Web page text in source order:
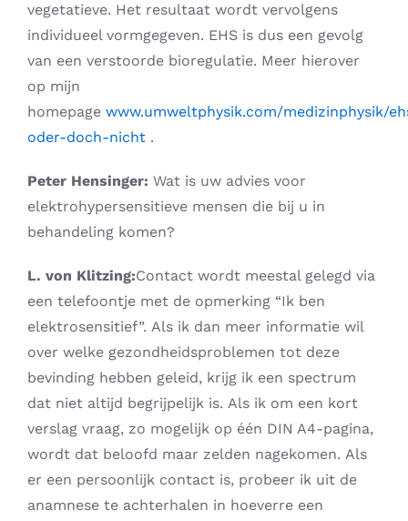
vegetatieve. Het resultaat wordt vervolgens
individueel vormgegeven. EHS is dus een gevolg
van een verstoorde bioregulatie. Meer hierover
op mijn
homepage www.umweltphysik.com/medizinphysik/
oder-doch-nicht .
Peter Hensinger: Wat is uw advies voor
elektrohypersensitieve mensen die bij u in
behandeling komen?
L. von Klitzing:Contact wordt meestal gelegd via
een telefoontje met de opmerking “Ik ben
elektrosensitief”. Als ik dan meer informatie wil
over welke gezondheidsproblemen tot deze
bevinding hebben geleid, krijg ik een spectrum
dat niet altijd begrijpelijk is. Als ik om een ​​kort
verslag vraag, zo mogelijk op één DIN A4-pagina,
wordt dat beloofd maar zelden nagekomen. Als
er een persoonlijk contact is, probeer ik uit de
anamnese te achterhalen in hoeverre een